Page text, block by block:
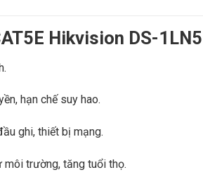
Hikvision DS-
hạn chế suy hao.
ghi, thiết bị mạng.
môi trường, tăng tuổi thọ.